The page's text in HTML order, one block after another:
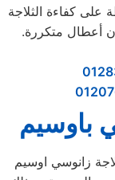
على كفاءة الثلاجة
أعطال متكررة.
باوسيم
زانوسي اوسيم